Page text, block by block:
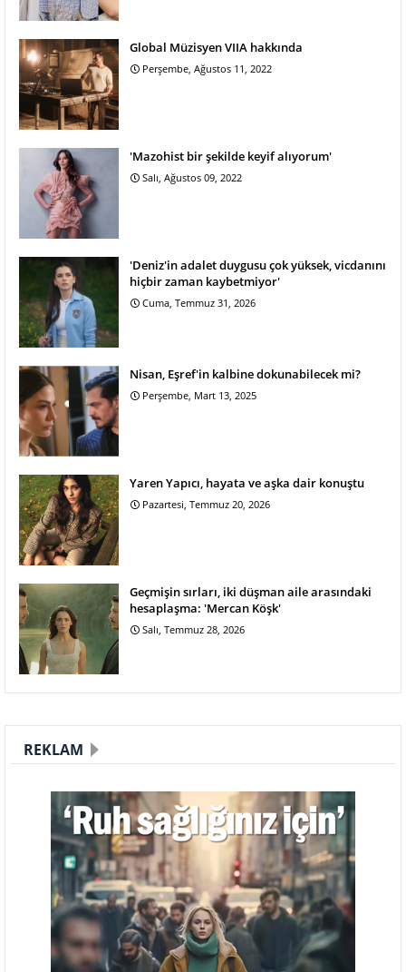
Global Müzisyen VIIA hakkında
Perşembe, Ağustos 11, 2022
'Mazohist bir şekilde keyif alıyorum'
Salı, Ağustos 09, 2022
'Deniz'in adalet duygusu çok yüksek, vicdanını
hiçbir zaman kaybetmiyor'
Cuma, Temmuz 31, 2026
Nisan, Eşref'in kalbine dokunabilecek mi?
Perşembe, Mart 13, 2025
Yaren Yapıcı, hayata ve aşka dair konuştu
Pazartesi, Temmuz 20, 2026
Geçmişin sırları, iki düşman aile arasındaki
hesaplaşma: 'Mercan Köşk'
Salı, Temmuz 28, 2026
REKLAM